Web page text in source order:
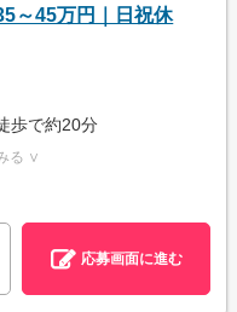
～45万円｜日祝休
歩で約20分
る ∨
応募画面に進む